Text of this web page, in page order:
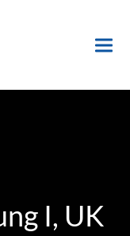
I, UK